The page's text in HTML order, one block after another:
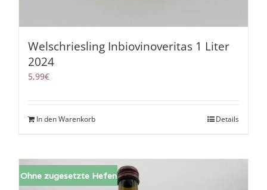
Welschriesling Inbiovinoveritas 1 Liter
2024
5,99€
In den Warenkorb Details
Ohne zugesetzte Hefen